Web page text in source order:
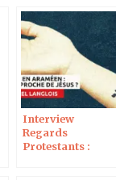
Interview
Regards
Protestants :